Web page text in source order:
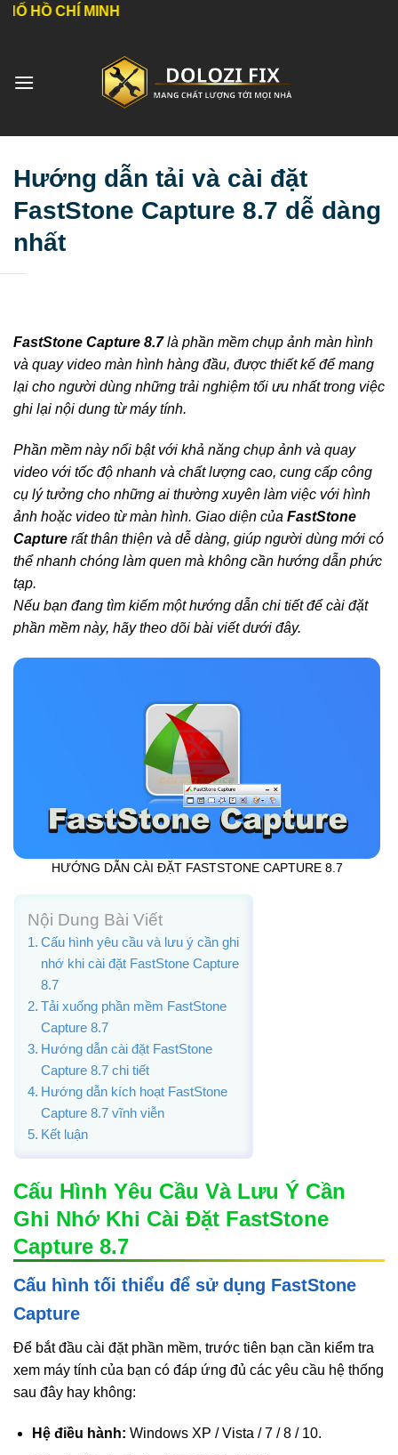
Bỏ
dung
MINH
Hướng dẫn tải và cài đặt
FastStone Capture 8.7 dễ dàng
nhất
FastStone Capture 8.7là phần mềm chụp ảnh màn hình
và quay video màn hình hàng đầu, được thiết kế để mang
lại cho người dùng những trải nghiệm tối ưu nhất trong việc
ghi lại nội dung từ máy tính.
Phần mềm này nổi bật với khả năng chụp ảnh và quay
video với tốc độ nhanh và chất lượng cao, cung cấp công
cụ lý tưởng cho những ai thường xuyên làm việc với hình
ảnh hoặc video từ màn hình. Giao diện của FastStone
Capture rất thân thiện và dễ dàng, giúp người dùng mới có
thể nhanh chóng làm quen mà không cần hướng dẫn phức
tạp.
Nếu bạn đang tìm kiếm một hướng dẫn chi tiết để cài đặt
phần mềm này, hãy theo dõi bài viết dưới đây.
HƯỚNG DẪN CÀI ĐẶT FASTSTONE CAPTURE 8.7
Nội Dung Bài Viết
Cấu hình yêu cầu và lưu ý cần ghi
nhớ khi cài đặt FastStone Capture
8.7
Tải xuống phần mềm FastStone
Capture 8.7
Hướng dẫn cài đặt FastStone
Capture 8.7 chi tiết
Hướng dẫn kích hoạt FastStone
Capture 8.7 vĩnh viễn
Kết luận
Cấu Hình Yêu Cầu Và Lưu Ý Cần
Ghi Nhớ Khi Cài Đặt FastStone
Capture 8.7
Cấu hình tối thiểu để sử dụng FastStone
Capture
Để bắt đầu cài đặt phần mềm, trước tiên bạn cần kiểm tra
xem máy tính của bạn có đáp ứng đủ các yêu cầu hệ thống
sau đây hay không:
Hệ điều hành: Windows XP / Vista / 7 / 8 / 10.